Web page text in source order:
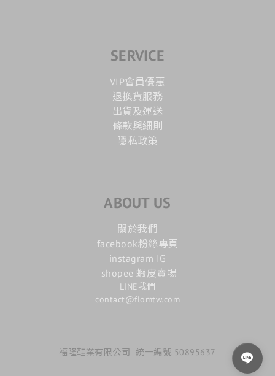
SERVICE
VIP會員優惠
退換貨服務
出貨及運送
條款與細則
隱私政策
ABOUT US
關於我們
facebook粉絲專頁
instagram IG
shopee 蝦皮賣場
LINE我們
contact@flomtw.com
福隆鞋業有限公司 統一編號 50895637